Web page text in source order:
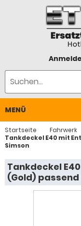
MENÜ
Startseite Fahrwerk
Tankdeckel E40 mit
Simson
Tankdeckel
(Gold)